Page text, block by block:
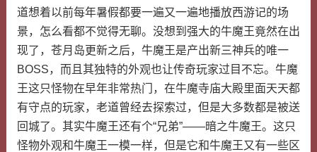
道想着以前每年暑假都要一遍又一遍地播放西游记的场
景，怎么看都不觉得无聊。没想到强大的牛魔王竟然在出
现了，苍月岛更新之后，牛魔王是产出新三神兵的唯一
BOSS，而且其独特的外观也让传奇玩家过目不忘。牛魔
王这只怪物在早年非常热门，在牛魔寺庙大殿里面天天都
有守点的玩家，老道曾经去探索过，但是大多数都是被送
回城了。其实牛魔王还有个“兄弟”——暗之牛魔王。这只
怪物外观和牛魔王一模一样，但是它和牛魔王又有一些区